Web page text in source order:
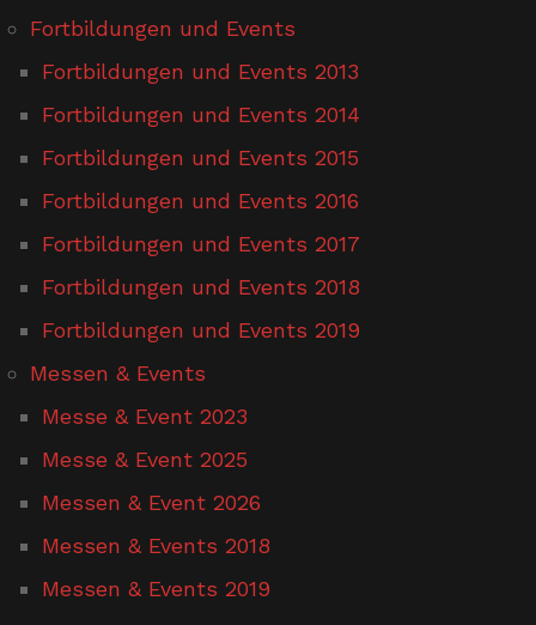
Fortbildungen und Events
Fortbildungen und Events 2013
Fortbildungen und Events 2014
Fortbildungen und Events 2015
Fortbildungen und Events 2016
Fortbildungen und Events 2017
Fortbildungen und Events 2018
Fortbildungen und Events 2019
Messen & Events
Messe & Event 2023
Messe & Event 2025
Messen & Event 2026
Messen & Events 2018
Messen & Events 2019